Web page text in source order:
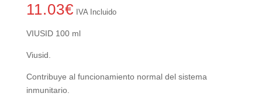
11.03€ IVA Incluido
VIUSID 100 ml
Viusid.
Contribuye al funcionamiento normal del sistema
inmunitario.